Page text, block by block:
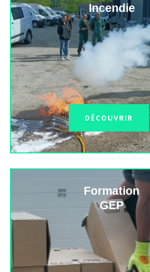
Incendie
DÉCOUVRIR
Formation
GEP